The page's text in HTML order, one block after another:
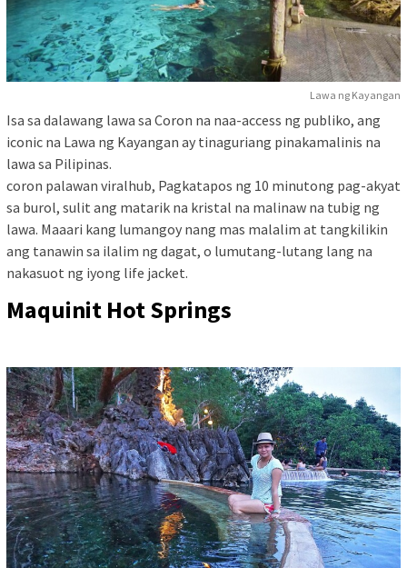
Lawa ng Kayangan
Isa sa dalawang lawa sa Coron na naa-access ng publiko, ang
iconic na Lawa ng Kayangan ay tinaguriang pinakamalinis na
lawa sa Pilipinas.
coron palawan viralhub, Pagkatapos ng 10 minutong pag-akyat
sa burol, sulit ang matarik na kristal na malinaw na tubig ng
lawa. Maaari kang lumangoy nang mas malalim at tangkilikin
ang tanawin sa ilalim ng dagat, o lumutang-lutang lang na
nakasuot ng iyong life jacket.
Maquinit Hot Springs